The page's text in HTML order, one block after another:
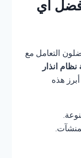
أي
التعامل مع
نظام انذار
هذه